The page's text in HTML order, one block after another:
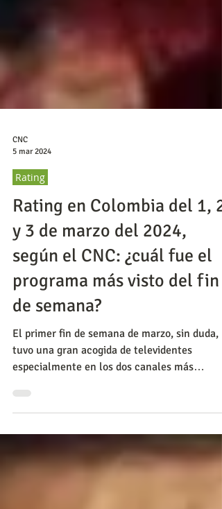
CNC
5 mar 2024
Rating
Rating en Colombia del 1, 2
y 3 de marzo del 2024,
según el CNC: ¿cuál fue el
programa más visto del fin
de semana?
especialmente en los dos canales más
influyentes a nivel n